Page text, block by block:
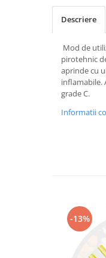
Descriere
Mod de
pirotehnic
aprinde cu
inflamabile.
grade C.
Informatii
-13%